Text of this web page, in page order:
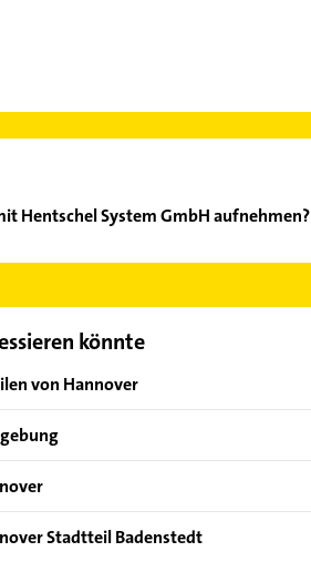
Hentschel System GmbH aufnehmen?
könnte
von Hannover
Stadtteil Badenstedt